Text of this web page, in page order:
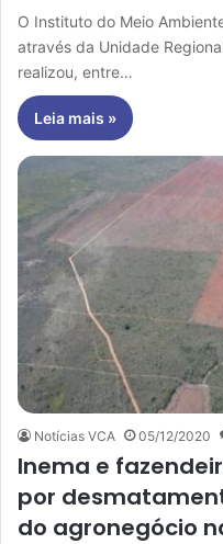
O Instituto do Meio
através da Unidade
realizou, entre…
Leia mais »
Notícias VCA 05/12/2020
Inema e
por
do agronegócio